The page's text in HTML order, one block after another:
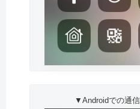
▼Androidでの通